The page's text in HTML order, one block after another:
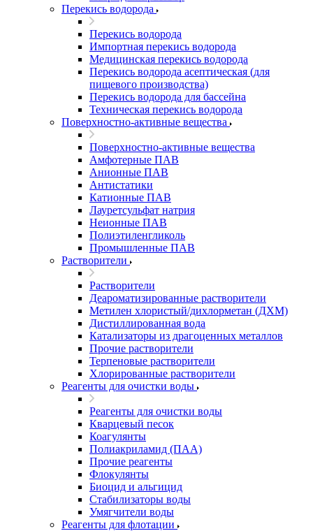
Перекись водорода
Перекись водорода
Импортная перекись водорода
Медицинская перекись водорода
Перекись водорода асептическая (для
пищевого производства)
Перекись водорода для бассейна
Техническая перекись водорода
Поверхностно-активные вещества
Поверхностно-активные вещества
Амфотерные ПАВ
Анионные ПАВ
Антистатики
Катионные ПАВ
Лауретсульфат натрия
Неионные ПАВ
Полиэтиленгликоль
Промышленные ПАВ
Растворители
Растворители
Деароматизированные растворители
Метилен хлористый/дихлорметан (ДХМ)
Дистиллированная вода
Катализаторы из драгоценных металлов
Прочие растворители
Терпеновые растворители
Хлорированные растворители
Реагенты для очистки воды
Реагенты для очистки воды
Кварцевый песок
Коагулянты
Полиакриламид (ПАА)
Прочие реагенты
Флокулянты
Биоцид и альгицид
Стабилизаторы воды
Умягчители воды
Реагенты для флотации